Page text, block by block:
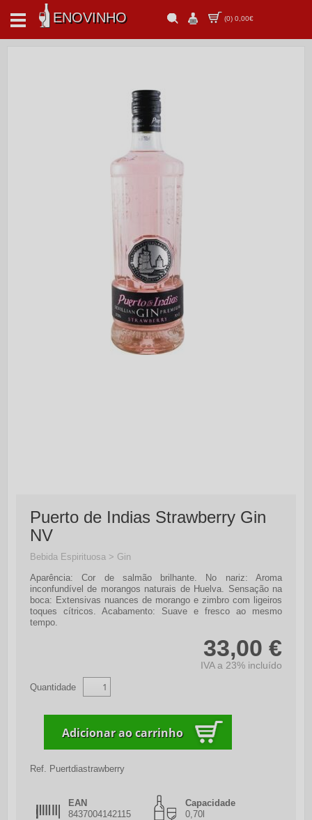
ENOVINHO (0) 0,00€
Puerto de Indias Strawberry Gin
NV
Bebida Espirituosa > Gin
Aparência: Cor de salmão brilhante. No nariz: Aroma
inconfundível de morangos naturais de Huelva. Sensação na
boca: Extensivas nuances de morango e zimbro com ligeiros
toques cítricos. Acabamento: Suave e fresco ao mesmo
tempo.
33,00 €
IVA a 23% incluído
Quantidade
Ref. Puertdiastrawberry
EAN
8437004142115
Capacidade
0,70l